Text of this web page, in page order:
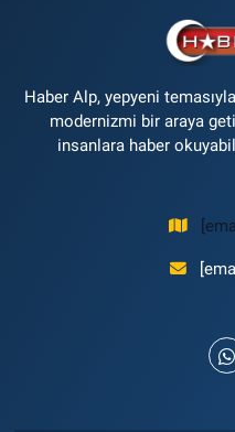
Haber Alp, yepyeni
modernizmi bir araya
insanlara haber